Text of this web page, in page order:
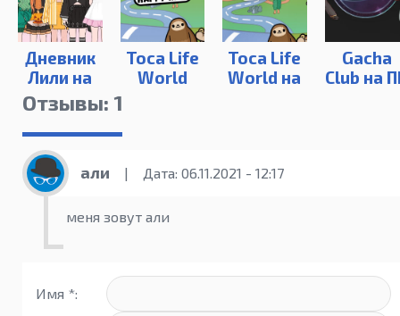
Дневник
Лили на
ПК
Toca Life
World
Toca Life
World на
Gacha
Club на
Отзывы: 1
али | Дата: 06.11.2021 - 12:17
меня зовут али
Имя *: